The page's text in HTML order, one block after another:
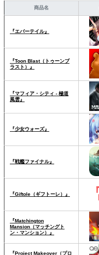
商品名
『エバーテイル』
『Toon Blast（トゥーンブ
ラスト）』
『マフィア・シティ - 極道
風雲』
『少女ウォーズ』
『戦艦ファイナル』
『Giftole（ギフトーレ）』
『Matchington
Mansion（マッチングト
ン・マンション）』
『Project Makeover（プロ